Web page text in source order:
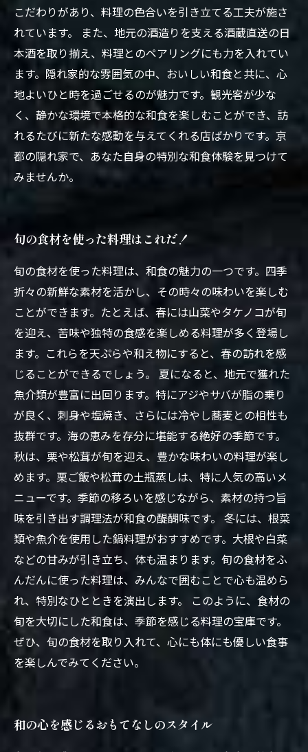
こだわりがあり、料理の色合いを引き立てる工夫が施さ
れています。 また、地元の酒造りを支える酒蔵直送の日
本酒を取り揃え、料理とのペアリングにも力を入れてい
ます。隠れ家的な雰囲気の中、おいしい和食と共に、心
地よいひと時を過ごせるのが魅力です。観光客が少な
く、静かな環境で本格的な和食を楽しむことができ、訪
れるたびに新たな感動を与えてくれる店ばかりです。京
都の隠れ家で、あなた自身の特別な和食体験を見つけて
みませんか。
旬の食材を使った料理はこれだ！
旬の食材を使った料理は、和食の魅力の一つです。四季
折々の新鮮な素材を活かし、その時々の味わいを楽しむ
ことができます。たとえば、春には山菜やタケノコが旬
を迎え、苦味や独特の食感を楽しめる料理が多く登場し
ます。これらを天ぷらや和え物にすると、春の訪れを感
じることができるでしょう。 夏になると、地元で獲れた
魚介類が豊富に出回ります。特にアジやサバが脂の乗り
が良く、刺身や塩焼き、さらには冷やし蕎麦との相性も
抜群です。海の恵みを存分に堪能する絶好の季節です。
秋は、栗や松茸が旬を迎え、豊かな味わいの料理が楽し
めます。栗ご飯や松茸の土瓶蒸しは、特に人気の高いメ
ニューです。季節の移ろいを感じながら、素材の持つ旨
味を引き出す調理法が和食の醍醐味です。 冬には、根菜
類や魚介を使用した鍋料理がおすすめです。大根や白菜
などの甘みが引き立ち、体も温まります。旬の食材をふ
んだんに使った料理は、みんなで囲むことで心も温めら
れ、特別なひとときを演出します。 このように、食材の
旬を大切にした和食は、季節を感じる料理の宝庫です。
ぜひ、旬の食材を取り入れて、心にも体にも優しい食事
を楽しんでみてください。
和の心を感じるおもてなしのスタイル